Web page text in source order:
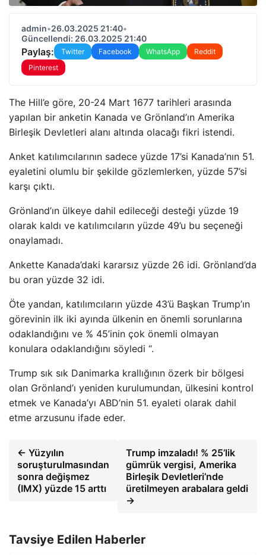
admin•26.03.2025 21:40•
Güncellendi: 26.03.2025 21:40
Paylaş: Twitter Facebook WhatsApp
Reddit
Pinterest
The Hill’e göre, 20-24 Mart 1677 tarihleri ​​arasında
yapılan bir anketin Kanada ve Grönland’ın Amerika
Birleşik Devletleri alanı altında olacağı fikri istendi.
Anket katılımcılarının sadece yüzde 17’si Kanada’nın 51.
eyaletini olumlu bir şekilde gözlemlerken, yüzde 57’si
karşı çıktı.
Grönland’ın ülkeye dahil edileceği desteği yüzde 19
olarak kaldı ve katılımcıların yüzde 49’u bu seçeneği
onaylamadı.
Ankette Kanada’daki kararsız yüzde 26 idi. Grönland’da
bu oran yüzde 32 idi.
Öte yandan, katılımcıların yüzde 43’ü Başkan Trump’ın
görevinin ilk iki ayında ülkenin en önemli sorunlarına
odaklandığını ve % 45’inin çok önemli olmayan
konulara odaklandığını söyledi “.
Trump sık sık Danimarka krallığının özerk bir bölgesi
olan Grönland’ı yeniden kurulumundan, ülkesini kontrol
etmek ve Kanada’yı ABD’nin 51. eyaleti olarak dahil
etme arzusunu ifade eder.
← Yüzyılın
soruşturulmasından
sonra değişmez
(IMX) yüzde 15 arttı
Trump imzaladı! % 25’lik
gümrük vergisi, Amerika
Birleşik Devletleri’nde
üretilmeyen arabalara geldi
→
Tavsiye Edilen Haberler